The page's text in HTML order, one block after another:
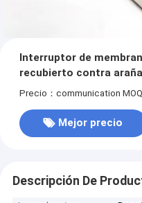
Interruptor de
recubierto contra
Precio：communication
Mejor precio
Descripción De